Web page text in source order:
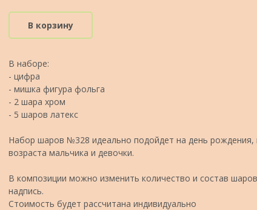
В корзину
В наборе:
- цифра
- мишка фигура фольга
- 2 шара хром
- 5 шаров латекс
Набор шаров №328 идеально подойдет на день рождения,
возраста мальчика и девочки.
В композиции можно изменить количество и состав
надпись.
Стоимость будет рассчитана индивидуально